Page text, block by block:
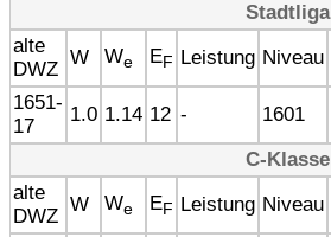
Stadtliga
alte
DWZ
W We EF Leistung Niveau
1651-
17
1.0 1.14 12 - 1601
C-Klasse
alte
DWZ
W We EF Leistung Niveau